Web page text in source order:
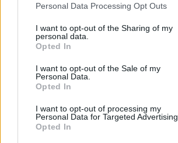
Personal Data Processing Opt Outs
I want to opt-out of the Sharing of my
personal data.
Opted In
I want to opt-out of the Sale of my
Personal Data.
Opted In
I want to opt-out of processing my
Personal Data for Targeted Advertising.
Opted In